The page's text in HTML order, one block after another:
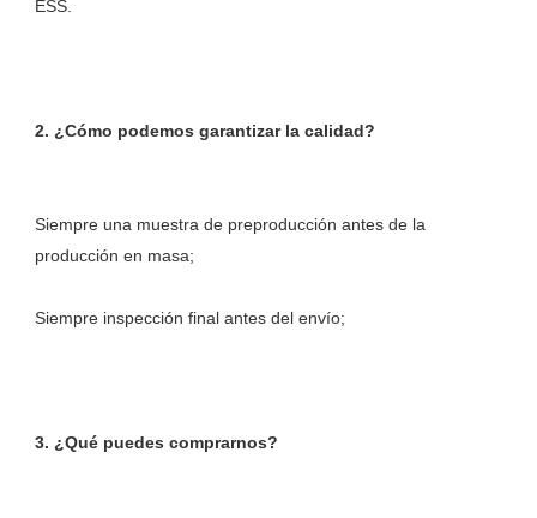
Siempre una muestra de preproducción antes de la